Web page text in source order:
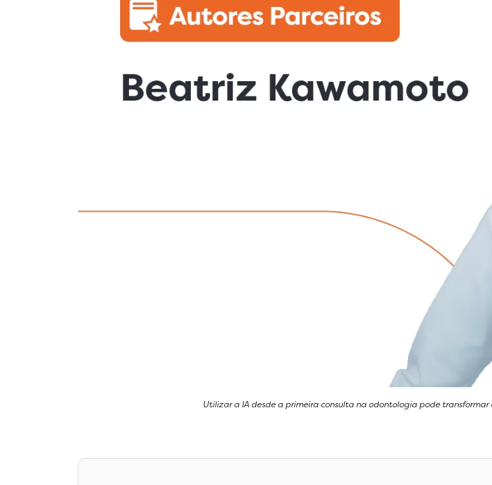
Utilizar a IA desde a primeira consulta na odontologia pode